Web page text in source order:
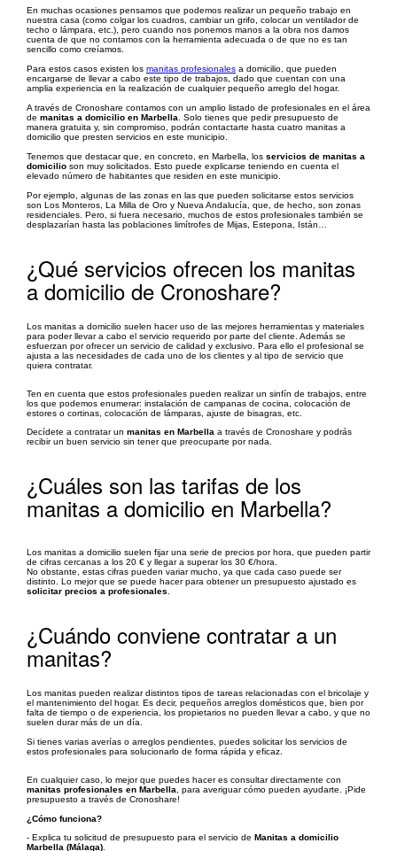
En muchas ocasiones pensamos que podemos realizar un pequeño trabajo en
nuestra casa (como colgar los cuadros, cambiar un grifo, colocar un ventilador de
techo o lámpara, etc.), pero cuando nos ponemos manos a la obra nos damos
cuenta de que no contamos con la herramienta adecuada o de que no es tan
sencillo como creíamos.
Para estos casos existen los manitas profesionales a domicilio, que pueden
encargarse de llevar a cabo este tipo de trabajos, dado que cuentan con una
amplia experiencia en la realización de cualquier pequeño arreglo del hogar.
A través de Cronoshare contamos con un amplio listado de profesionales en el área
de manitas a domicilio en Marbella . Solo tienes que pedir presupuesto de
manera gratuita y, sin compromiso, podrán contactarte hasta cuatro manitas a
domicilio que presten servicios en este municipio.
Tenemos que destacar que, en concreto, en Marbella, los servicios de manitas a
domicilio son muy solicitados. Esto puede explicarse teniendo en cuenta el
elevado número de habitantes que residen en este municipio.
Por ejemplo, algunas de las zonas en las que pueden solicitarse estos servicios
son Los Monteros, La Milla de Oro y Nueva Andalucía, que, de hecho, son zonas
residenciales. Pero, si fuera necesario, muchos de estos profesionales también se
desplazarían hasta las poblaciones limítrofes de Mijas, Estepona, Istán…
¿Qué servicios ofrecen los manitas
a domicilio de Cronoshare?
Los manitas a domicilio suelen hacer uso de las mejores herramientas y materiales
para poder llevar a cabo el servicio requerido por parte del cliente. Además se
esfuerzan por ofrecer un servicio de calidad y exclusivo. Para ello el profesional se
ajusta a las necesidades de cada uno de los clientes y al tipo de servicio que
quiera contratar.
Ten en cuenta que estos profesionales pueden realizar un sinfín de trabajos, entre
los que podemos enumerar: instalación de campanas de cocina, colocación de
estores o cortinas, colocación de lámparas, ajuste de bisagras, etc.
Decídete a contratar un manitas en Marbella a través de Cronoshare y podrás
recibir un buen servicio sin tener que preocuparte por nada.
¿Cuáles son las tarifas de los
manitas a domicilio en Marbella?
Los manitas a domicilio suelen fijar una serie de precios por hora, que pueden partir
de cifras cercanas a los 20 € y llegar a superar los 30 €/hora.
No obstante, estas cifras pueden variar mucho, ya que cada caso puede ser
distinto. Lo mejor que se puede hacer para obtener un presupuesto ajustado es
solicitar precios a profesionales
¿Cuándo conviene contratar a un
manitas?
Los manitas pueden realizar distintos tipos de tareas relacionadas con el bricolaje y
el mantenimiento del hogar. Es decir, pequeños arreglos domésticos que, bien por
falta de tiempo o de experiencia, los propietarios no pueden llevar a cabo, y que no
suelen durar más de un día.
Si tienes varias averías o arreglos pendientes, puedes solicitar los servicios de
estos profesionales para solucionarlo de forma rápida y eficaz.
En cualquier caso, lo mejor que puedes hacer es consultar directamente con
manitas profesionales en Marbella , para averiguar cómo pueden ayudarte. ¡Pide
presupuesto a través de Cronoshare!
¿Cómo funciona?
- Explica tu solicitud de presupuesto para el servicio de Manitas a domicilio
Marbella (Málaga)